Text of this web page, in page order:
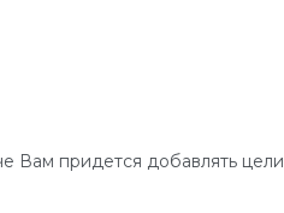
Вам придется добавлять цели